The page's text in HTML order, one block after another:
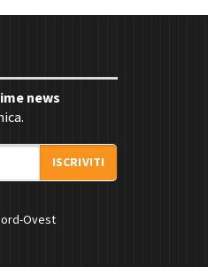
news
ISCRIVITI
Ovest